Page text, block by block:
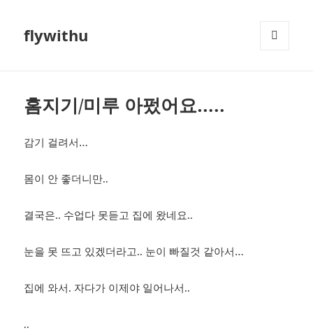
flywithu
홈지기/미루 아펐어요…..
감기 걸려서…
몸이 안 좋더니만..
결국은.. 수업다 못듣고 집에 왔네요..
눈을 못 뜨고 있겠더라고.. 눈이 빠질것 같아서…
집에 와서. 자다가 이제야 일어나서..
..